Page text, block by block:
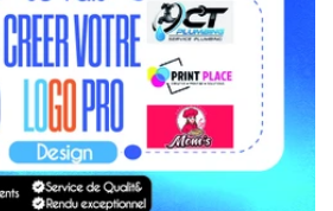
à travers nos offres 📋 et vous
client sans faille. 🌈 Notre objectif
😄. Contactez-nous
comment nous pouvons
en réalité ✨. Votre succès est notre